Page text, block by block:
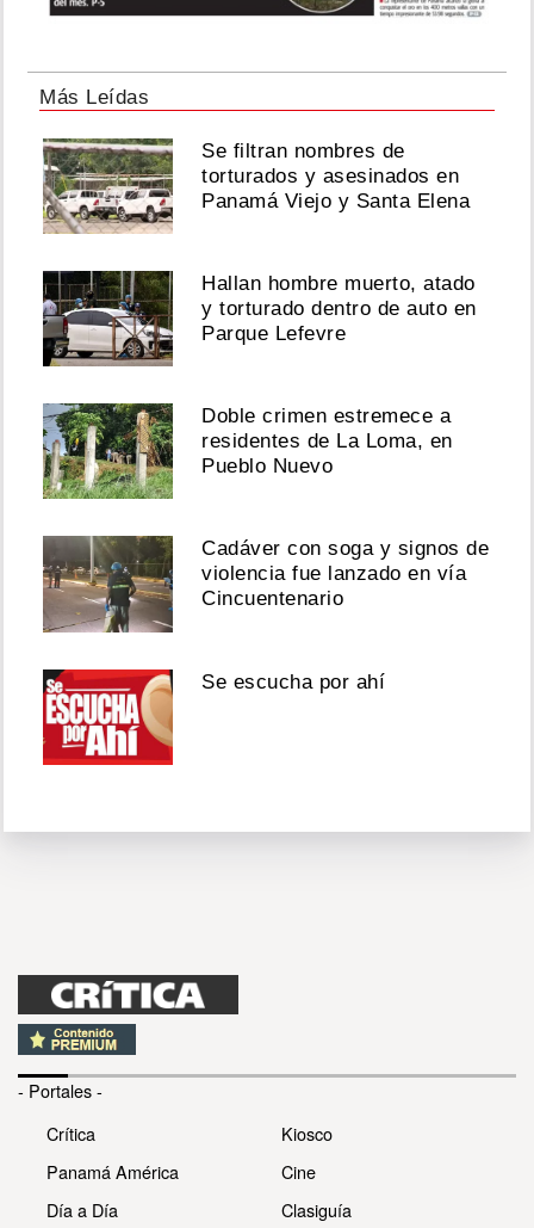
Más Leídas
Se filtran nombres de
torturados y asesinados en
Panamá Viejo y Santa Elena
Hallan hombre muerto, atado
y torturado dentro de auto en
Parque Lefevre
Doble crimen estremece a
residentes de La Loma, en
Pueblo Nuevo
Cadáver con soga y signos de
violencia fue lanzado en vía
Cincuentenario
Se escucha por ahí
- Portales -
Crítica
Panamá América
Día a Día
Kiosco
Cine
Clasiguía